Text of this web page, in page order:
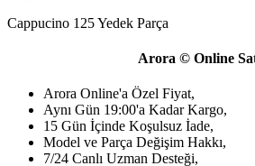
Cappucino 125 Yedek Parça
Arora © Online
Arora Online'a Özel Fiyat,
Aynı Gün 19:00'a Kadar Kargo,
15 Gün İçinde Koşulsuz İade,
Model ve Parça Değişim Hakkı,
7/24 Canlı Uzman Desteği,